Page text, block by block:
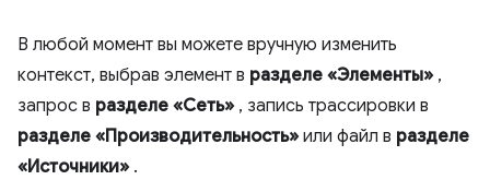
В любой момент вы можете вручную изменить
контекст, выбрав элемент в разделе «Элементы» ,
запрос в разделе «Сеть» , запись трассировки в
разделе «Производительность» или файл в разделе
«Источники» .